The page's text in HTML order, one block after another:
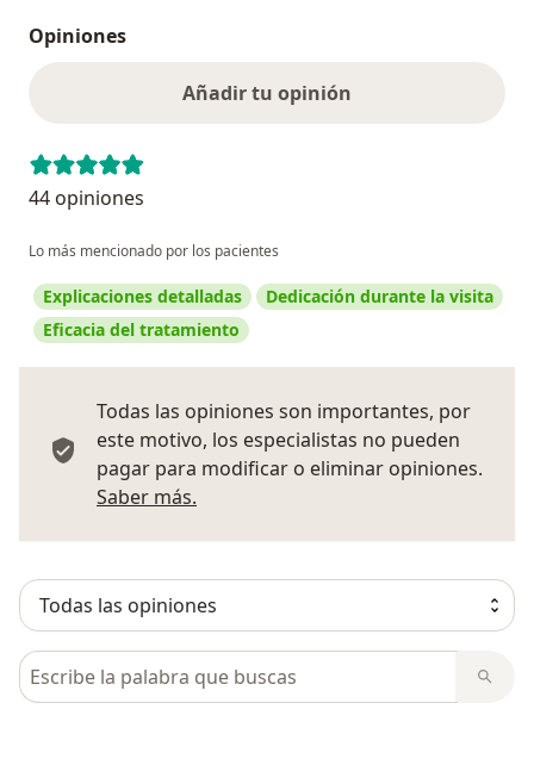
Opiniones
Añadir tu opinión
44 opiniones
Lo más mencionado por los pacientes
Explicaciones detalladas
Dedicación durante la visita
Eficacia del tratamiento
Todas las opiniones son importantes, por
este motivo, los especialistas no pueden
pagar para modificar o eliminar opiniones.
Saber más.
Busca en opiniones